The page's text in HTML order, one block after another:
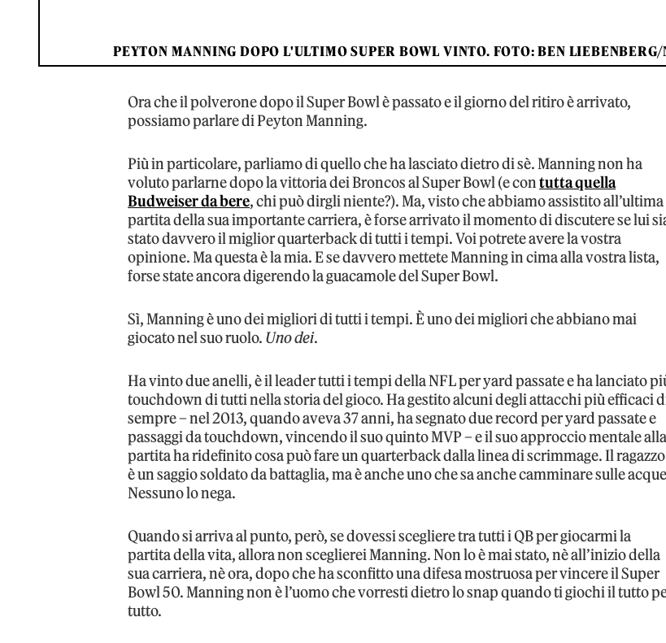
PEYTON MANNING DOPO L'ULTIMO SUPER BOWL VINTO. FOTO: BEN LIEBENBERG/
Ora che il polverone dopo il Super Bowl è passato e il giorno del ritiro è arrivato,
possiamo parlare di Peyton Manning.
Più in particolare, parliamo di quello che ha lasciato dietro di sè. Manning non ha
voluto parlarne dopo la vittoria dei Broncos al Super Bowl (e contutta quella
Budweiser da bere, chi può dirgli niente?). Ma, visto che abbiamo assistito all’ultima
partita della sua importante carriera, è forse arrivato il momento di discutere se lui
stato davvero il miglior quarterback di tutti i tempi. Voi potrete avere la vostra
opinione. Ma questa è la mia. E se davvero mettete Manning in cima alla vostra lista,
forse state ancora digerendo la guacamole del Super Bowl.
Sì, Manning è uno dei migliori di tutti i tempi. È uno dei migliori che abbiano mai
giocato nel suo ruolo. Uno dei.
Ha vinto due anelli, è il leader tutti i tempi della NFL per yard passate e ha lanciato
touchdown di tutti nella storia del gioco. Ha gestito alcuni degli attacchi più efficaci
sempre – nel 2013, quando aveva 37 anni, ha segnato due record per yard passate e
passaggi da touchdown, vincendo il suo quinto MVP – e il suo approccio mentale alla
partita ha ridefinito cosa può fare un quarterback dalla linea di scrimmage. Il ragazzo
è un saggio soldato da battaglia, ma è anche uno che sa anche camminare sulle
Nessuno lo nega.
Quando si arriva al punto, però, se dovessi scegliere tra tutti i QB per giocarmi la
partita della vita, allora non sceglierei Manning. Non lo è mai stato, nè all’inizio della
sua carriera, nè ora, dopo che ha sconfitto una difesa mostruosa per vincere il Super
Bowl 50. Manning non è l’uomo che vorresti dietro lo snap quando ti giochi il tutto
tutto.